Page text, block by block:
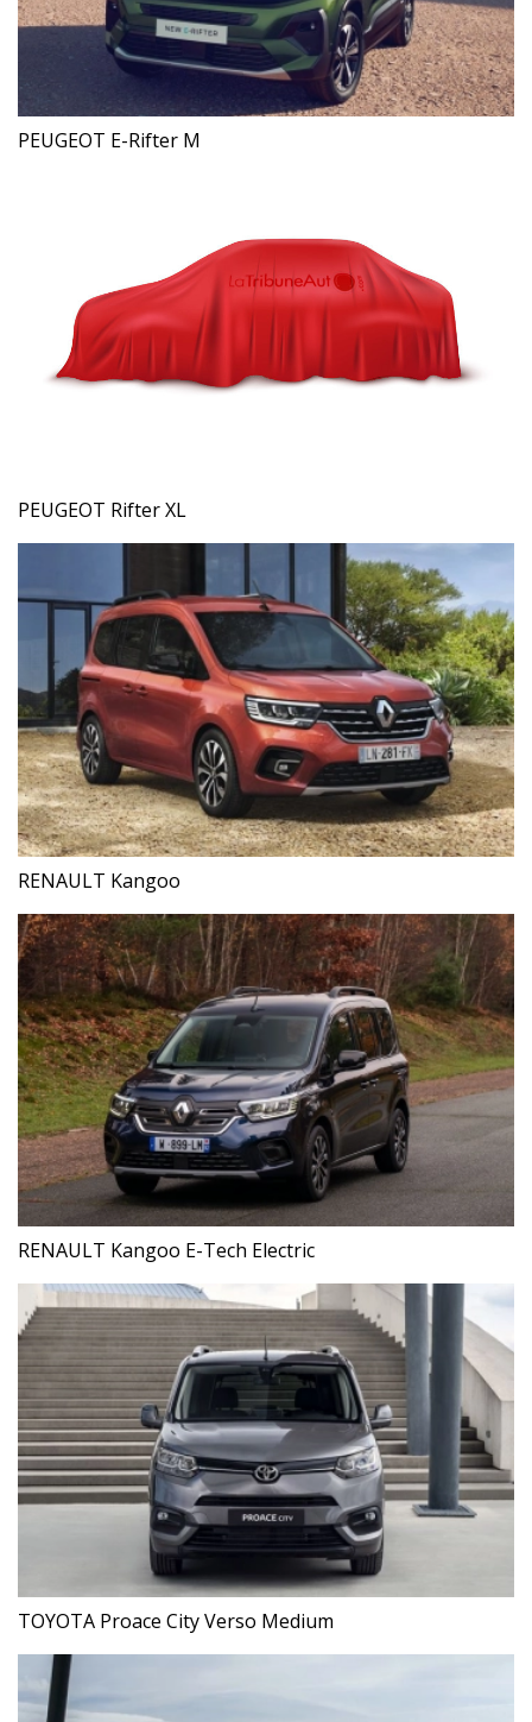
PEUGEOT E-Rifter M
PEUGEOT Rifter XL
RENAULT Kangoo
RENAULT Kangoo E-Tech Electric
TOYOTA Proace City Verso Medium